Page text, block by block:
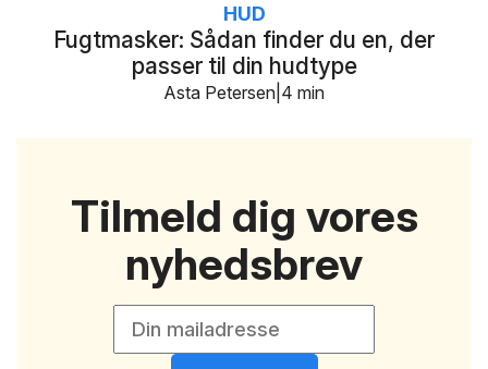
Fugtmasker: Sådan finder du en, der
passer til din hudtype
HUD
4 min
Asta Petersen
Tilmeld dig vores
nyhedsbrev